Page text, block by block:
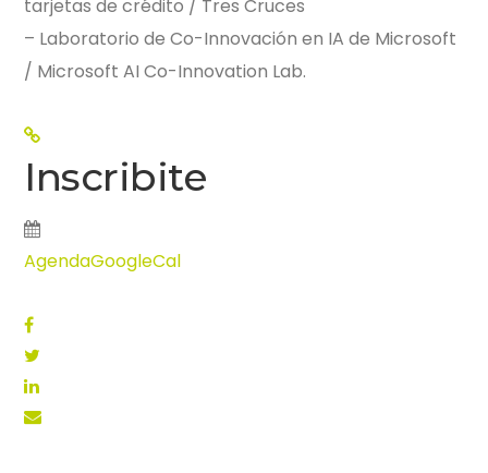
tarjetas de crédito / Tres Cruces
– Laboratorio de Co-Innovación en IA de Microsoft
/ Microsoft AI Co-Innovation Lab.
Inscribite
AgendaGoogleCal